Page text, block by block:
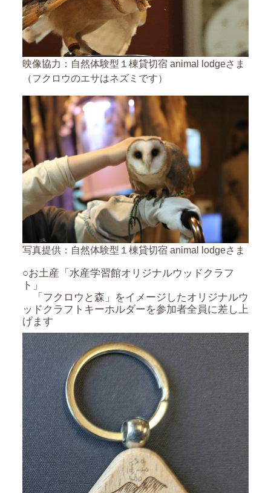
映像協力：自然体験型１棟貸切宿 animal lodgeさま
（フクロウのエサはネズミです）
写真提供：自然体験型１棟貸切宿 animal lodgeさま
○お土産「水産学習館オリジナルウッドクラフ
ト」
「フクロウと森」をイメージしたオリジナルウ
ッドクラフトキーホルダーを参加者全員に差し上
げます